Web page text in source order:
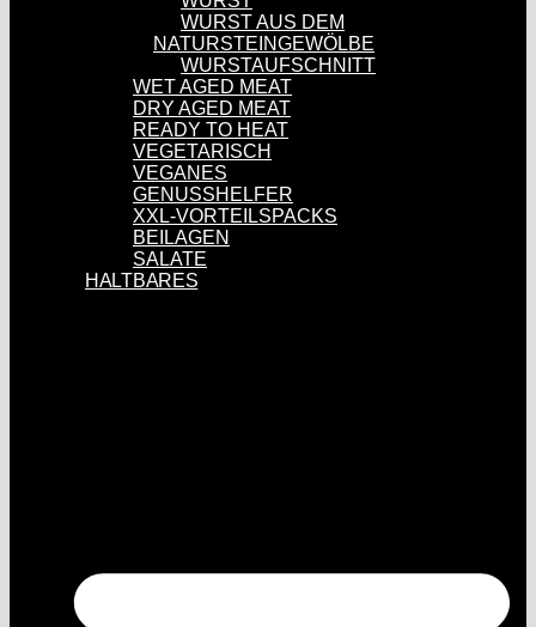
WURST AUS DEM
NATURSTEINGEWÖLBE
WURSTAUFSCHNITT
WET AGED MEAT
DRY AGED MEAT
READY TO HEAT
VEGETARISCH
VEGANES
GENUSSHELFER
XXL-VORTEILSPACKS
BEILAGEN
SALATE
HALTBARES